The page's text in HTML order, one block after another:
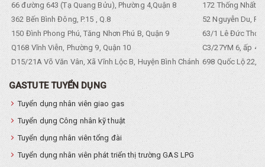
66 đường 643 (Tạ Quang Bửu), Phường 4,Quận 8
172 Thống Nhất.
362 Bến Bình Đông, P.15 , Q.8
52 Nguyễn Du,
150 Đình Phong Phú, Tăng Nhơn Phú B, Quận 9
63/1 Lê Đức Thọ,
Q168 Vĩnh Viễn, Phường 9, Quận 10
C3/27YM 6, ấp 4,
D15/21A Võ Văn Vân, Xã Vĩnh Lộc B, Huyện Bình Chánh 698 Quốc Lộ 22,
GASTUTE TUYỂN DỤNG
Tuyển dụng nhân viên giao gas
Tuyển dụng Công nhân kỹ thuật
Tuyển dụng nhân viên tổng đài
Tuyển dụng nhân viên phát triển thị trường GAS LPG